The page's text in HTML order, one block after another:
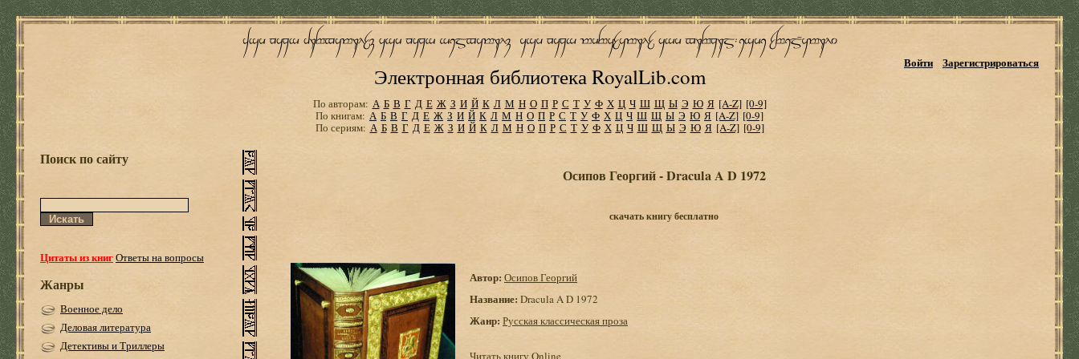
Электронная библиотека RoyalLib.com
Войти Зарегистрироваться
По авторам: А Б В Г Д Е Ж З И Й К Л М Н О П Р С Т У Ф Х Ц Ч Ш Щ Ы Э Ю Я [A-Z] [0-9]
По книгам: А Б В Г Д Е Ж З И Й К Л М Н О П Р С Т У Ф Х Ц Ч Ш Щ Ы Э Ю Я [A-Z] [0-9]
По сериям: А Б В Г Д Е Ж З И Й К Л М Н О П Р С Т У Ф Х Ц Ч Ш Щ Ы Э Ю Я [A-Z] [0-9]
Поиск по сайту
Цитаты из книгОтветы на вопросы
Жанры
Военное дело
Деловая литература
Детективы и Триллеры
Осипов Георгий - Dracula A D 1972
скачать книгу бесплатно
Автор: Осипов Георгий
Название: Dracula A D 1972
Жанр: Русская классическая проза
Читать книгу Online